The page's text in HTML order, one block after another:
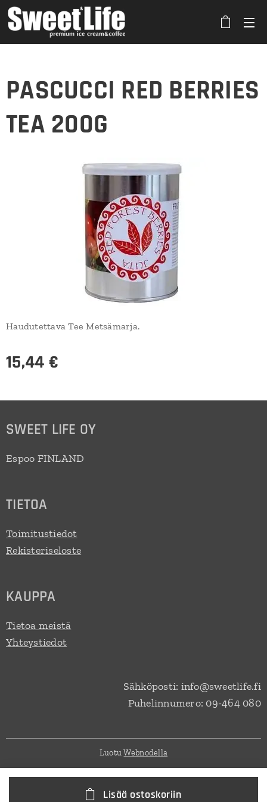
PASCUCCI RED BERRIES
TEA 200G
Haudutettava Tee Metsämarja.
15,44 €
Lisää ostoskoriin
SWEET LIFE OY
Espoo FINLAND
TIETOA
Toimitustiedot
Rekisteriseloste
KAUPPA
Tietoa meistä
Yhteystiedot
Sähköposti: info@sweetlife.fi
Puhelinnumero: 09-464 080
LuotuWebnodella